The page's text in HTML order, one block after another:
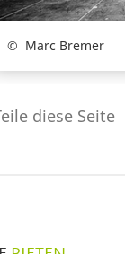
Marc Bremer
diese Seite